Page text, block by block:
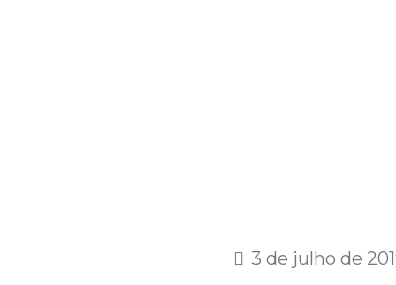
3 de julho de